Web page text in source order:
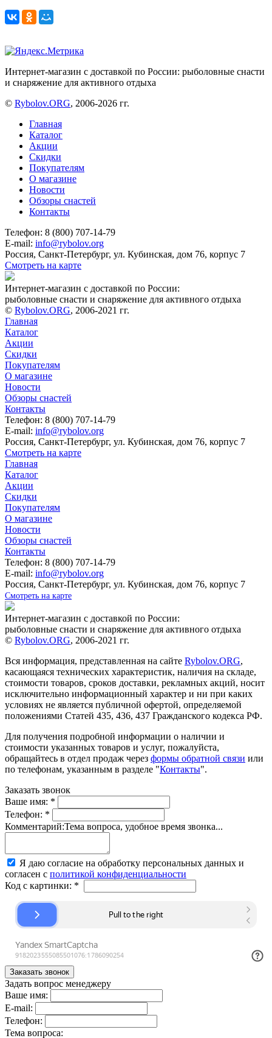
Интернет-магазин с доставкой по России: рыболовные снасти
и снаряжение для активного отдыха
© Rybolov.ORG, 2006-2026 гг.
Главная
Каталог
Акции
Скидки
Покупателям
О магазине
Новости
Обзоры снастей
Контакты
Телефон: 8 (800) 707-14-79
E-mail: info@rybolov.org
Россия, Санкт-Петербург, ул. Кубинская, дом 76, корпус 7
Смотреть на карте
Интернет-магазин с доставкой по России:
рыболовные снасти и снаряжение для активного отдыха
© Rybolov.ORG, 2006-2021 гг.
Главная
Каталог
Акции
Скидки
Покупателям
О магазине
Новости
Обзоры снастей
Контакты
Телефон: 8 (800) 707-14-79
E-mail: info@rybolov.org
Россия, Санкт-Петербург, ул. Кубинская, дом 76, корпус 7
Смотреть на карте
Главная
Каталог
Акции
Скидки
Покупателям
О магазине
Новости
Обзоры снастей
Контакты
Телефон: 8 (800) 707-14-79
E-mail: info@rybolov.org
Россия, Санкт-Петербург, ул. Кубинская, дом 76, корпус 7
Смотреть на карте
Интернет-магазин с доставкой по России:
рыболовные снасти и снаряжение для активного отдыха
© Rybolov.ORG, 2006-2021 гг.
Вся информация, представленная на сайте Rybolov.ORG,
касающаяся технических характеристик, наличия на складе,
стоимости товаров, сроков доставки, рекламных акций, носит
исключительно информационный характер и ни при каких
условиях не является публичной офертой, определяемой
положениями Статей 435, 436, 437 Гражданского кодекса РФ.
Для получения подробной информации о наличии и
стоимости указанных товаров и услуг, пожалуйста,
обращайтесь в отдел продаж через формы обратной связи или
по телефонам, указанным в разделе "Контакты".
Заказать звонок
Ваше имя: *
Телефон: *
Комментарий:Тема вопроса, удобное время звонка...
Я даю согласие на обработку персональных данных и
согласен с политикой конфиденциальности
Код с картинки: *
Задать вопрос менеджеру
Ваше имя:
E-mail:
Телефон:
Тема вопроса: